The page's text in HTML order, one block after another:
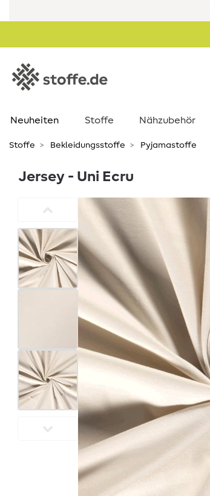
Neuheiten Stoffe Nähzubehör
Stoffe Bekleidungsstoffe Pyjamastoffe
Jersey - Uni Ecru